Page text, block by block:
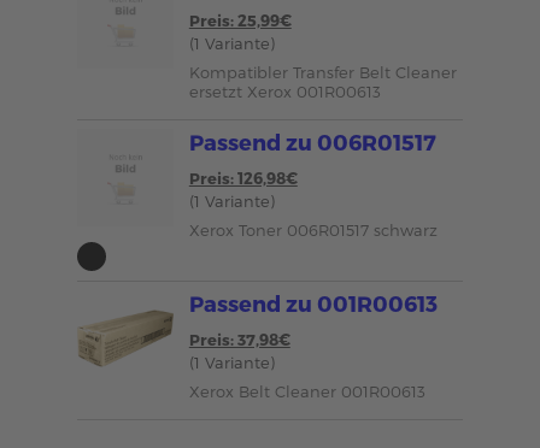
Preis: 25,99€
(1 Variante)
Kompatibler Transfer Belt Cleaner
ersetzt Xerox 001R00613
Passend zu 006R01517
Preis: 126,98€
(1 Variante)
Xerox Toner 006R01517 schwarz
Passend zu 001R00613
Preis: 37,98€
(1 Variante)
Xerox Belt Cleaner 001R00613